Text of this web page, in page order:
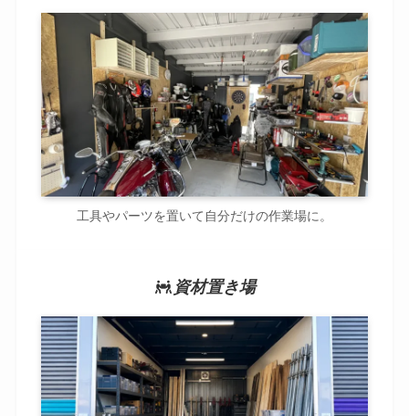
工具やパーツを置いて自分だけの作業場に。
資材置き場